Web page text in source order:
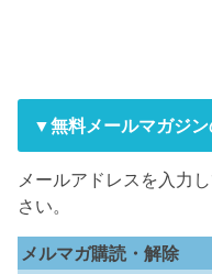
▼無料メールマガジン
メールアドレスを入力
さい。
メルマガ購読・解除